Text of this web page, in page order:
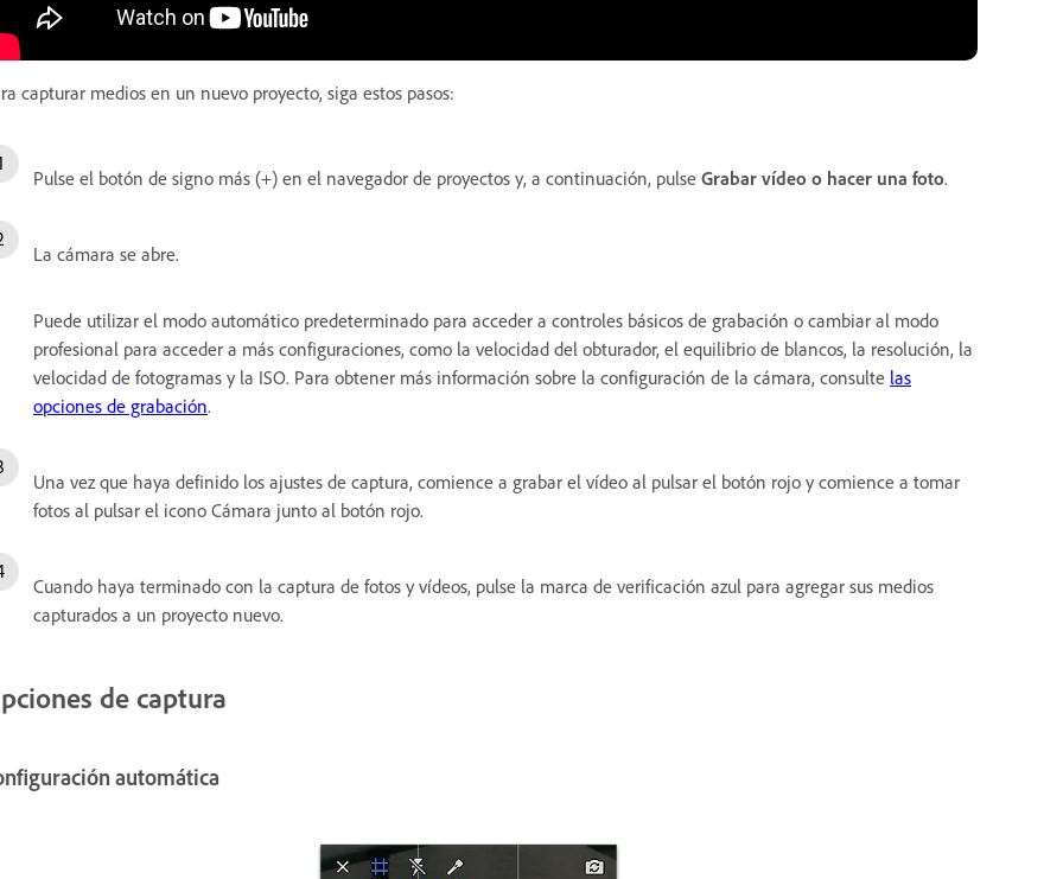
capturar medios en un nuevo proyecto, siga estos pasos:
Pulse el botón de signo más (+) en el navegador de proyectos y, a continuación, pulse Grabar vídeo o hacer una foto.
La cámara se abre.
Puede utilizar el modo automático predeterminado para acceder a controles básicos de grabación o cambiar al modo
profesional para acceder a más configuraciones, como la velocidad del obturador, el equilibrio de blancos, la resolución, la
velocidad de fotogramas y la ISO. Para obtener más información sobre la configuración de la cámara, consulte las
opciones de grabación.
Una vez que haya definido los ajustes de captura, comience a grabar el vídeo al pulsar el botón rojo y comience a tomar
fotos al pulsar el icono Cámara junto al botón rojo.
Cuando haya terminado con la captura de fotos y vídeos, pulse la marca de verificación azul para agregar sus medios
capturados a un proyecto nuevo.
de captura
automática